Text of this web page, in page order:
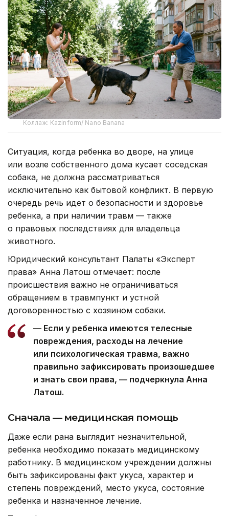
Коллаж: Kazinform/ Nano Banana
Ситуация, когда ребенка во дворе, на улице
или возле собственного дома кусает соседская
собака, не должна рассматриваться
исключительно как бытовой конфликт. В первую
очередь речь идет о безопасности и здоровье
ребенка, а при наличии травм — также
о правовых последствиях для владельца
животного.
Юридический консультант Палаты «Эксперт
права» Анна Латош отмечает: после
происшествия важно не ограничиваться
обращением в травмпункт и устной
договоренностью с хозяином собаки.
— Если у ребенка имеются телесные
повреждения, расходы на лечение
или психологическая травма, важно
правильно зафиксировать произошедшее
и знать свои права, — подчеркнула Анна
Латош.
Сначала — медицинская помощь
Даже если рана выглядит незначительной,
ребенка необходимо показать медицинскому
работнику. В медицинском учреждении должны
быть зафиксированы факт укуса, характер и
степень повреждений, место укуса, состояние
ребенка и назначенное лечение.